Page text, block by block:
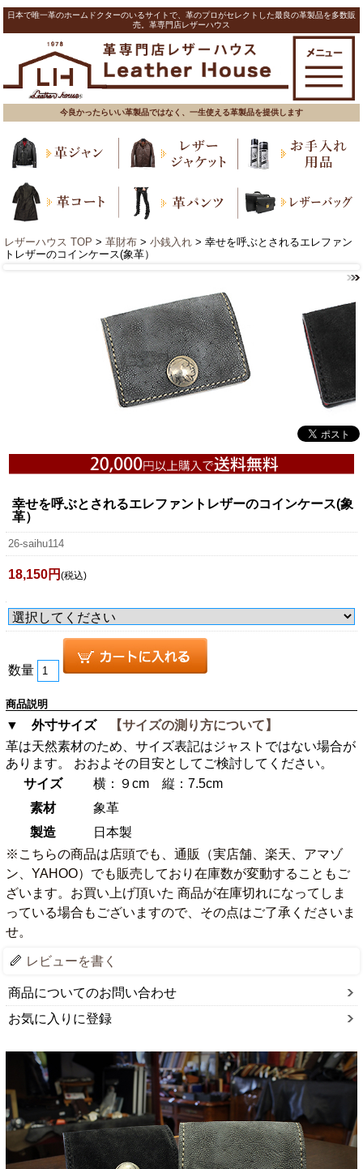
日本で唯一革のホームドクターのいるサイトで、革のプロがセレクトした最良の革製品を多数販
売。革専門店レザーハウス
今良かったらいい革製品ではなく、一生使える革製品を提供します
レザーハウス TOP > 革財布 > 小銭入れ > 幸せを呼ぶとされるエレファン
トレザーのコインケース(象革）
幸せを呼ぶとされるエレファントレザーのコインケース(象
革）
26-saihu114
18,150円 (税込)
数量
商品説明
▼ 外寸サイズ
【サイズの測り方について】
革は天然素材のため、サイズ表記はジャストではない場合が
あります。 おおよその目安としてご検討してください。
サイズ
横：９cm 縦：7.5cm
素材
象革
製造
日本製
※こちらの商品は店頭でも、通販（実店舗、楽天、アマゾ
ン、YAHOO）でも販売しており在庫数が変動することもご
ざいます。お買い上げ頂いた 商品が在庫切れになってしま
っている場合もございますので、その点はご了承くださいま
せ。
レビューを書く
商品についてのお問い合わせ
お気に入りに登録